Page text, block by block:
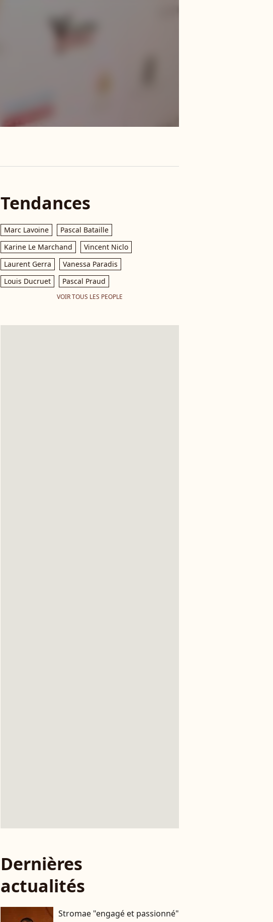
Tendances
Marc Lavoine
Pascal Bataille
Karine Le Marchand
Vincent Niclo
Laurent Gerra
Vanessa Paradis
Louis Ducruet
Pascal Praud
VOIR TOUS LES PEOPLE
Dernières
actualités
Stromae "engagé et passionné"